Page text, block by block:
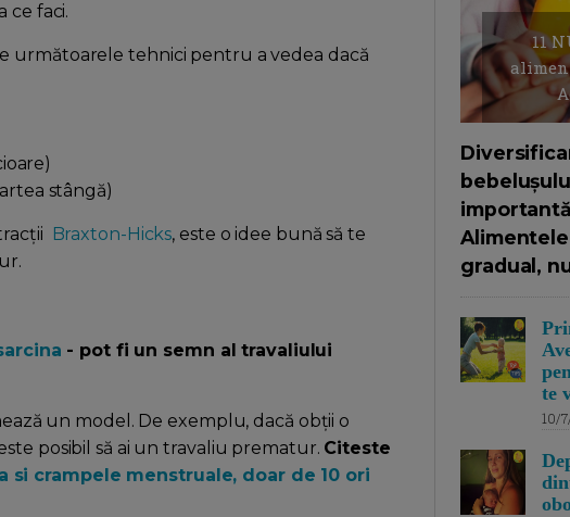
ce faci.
următoarele tehnici pentru a vedea dacă
stângă)
Braxton-Hicks, este o idee bună să te
- pot fi un semn al travaliului
un model. De exemplu, dacă obții o
posibil să ai un travaliu prematur. Citeste
si crampele menstruale, doar de 10 ori
11
gradual,
te
10/